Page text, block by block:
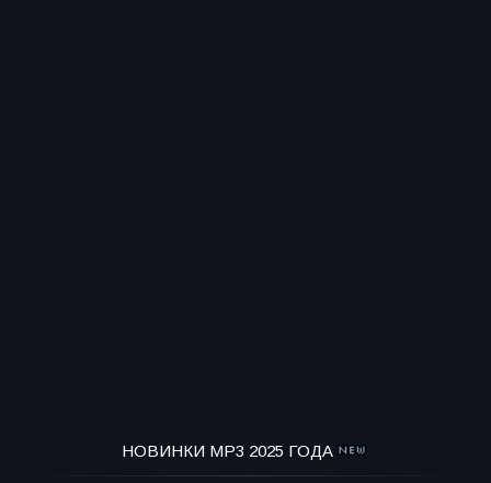
НОВИНКИ MP3 2025 ГОДА